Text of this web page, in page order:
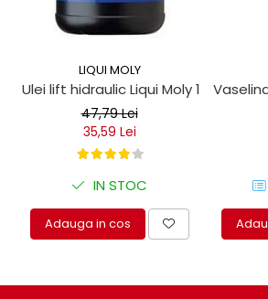
LIQUI MOLY
Ulei lift hidraulic Liqui Moly 1 litru
47,79 Lei
35,59 Lei
IN STOC
Adauga in cos